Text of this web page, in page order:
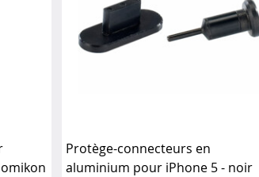
Protège-connecteurs en
aluminium pour iPhone 5 - noir